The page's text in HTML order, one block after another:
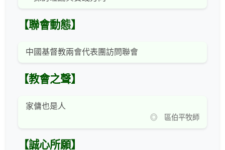
【聯會動態】
中國基督教兩會代表團訪問聯會
【教會之聲】
家傭也是人
◎ 區伯平牧師
【誠心所願】